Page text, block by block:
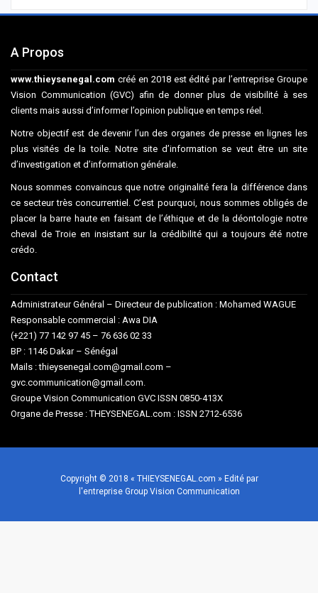
A Propos
www.thieysenegal.com créé en 2018 est édité par l’entreprise Groupe
Vision Communication (GVC) afin de donner plus de visibilité à ses
clients mais aussi d’informer l’opinion publique en temps réel.
Notre objectif est de devenir l’un des organes de presse en lignes les
plus visités de la toile. Notre site d’information se veut être un site
d’investigation et d’information générale.
Nous sommes convaincus que notre originalité fera la différence dans
ce secteur très concurrentiel. C’est pourquoi, nous sommes obligés de
placer la barre haute en faisant de l’éthique et de la déontologie notre
cheval de Troie en insistant sur la crédibilité qui a toujours été notre
crédo.
Contact
Administrateur Général – Directeur de publication : Mohamed WAGUE
Responsable commercial : Awa DIA
(+221) 77 142 97 45 – 76 636 02 33
BP : 1146 Dakar – Sénégal
Mails : thieysenegal.com@gmail.com –
gvc.communication@gmail.com.
Groupe Vision Communication GVC ISSN 0850-413X
Organe de Presse : THEYSENEGAL.com : ISSN 2712-6536
Copyright © 2018 « THIEYSENEGAL.com » Edité par
l'entreprise Group Vision Communication